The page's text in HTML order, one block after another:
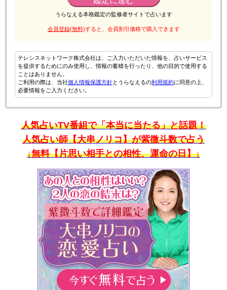
うらなえる本格鑑定の監修者サイトで占います
会員登録(無料)すると、会員割引価格で購入できます
テレシスネットワーク株式会社は、ご入力いただいた情報を、占いサービス
を提供するためにのみ使用し、情報の蓄積を行ったり、他の目的で使用する
ことはありません。
ご利用の際は、当社個人情報保護方針とうらなえるの利用規約に同意の上、
必要情報をご入力ください。
人気占いTV番組で「本当に当たる」と話題！
人気占い師【大串ノリコ】が紫微斗数で占う
↓無料【片思い相手との相性、運命の日】↓